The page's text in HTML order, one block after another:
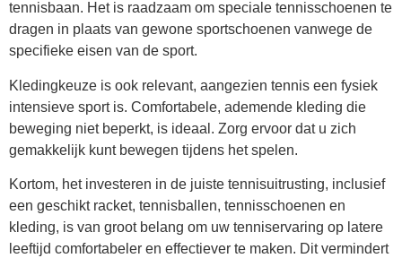
tennisbaan. Het is raadzaam om speciale tennisschoenen te
dragen in plaats van gewone sportschoenen vanwege de
specifieke eisen van de sport.
Kledingkeuze is ook relevant, aangezien tennis een fysiek
intensieve sport is. Comfortabele, ademende kleding die
beweging niet beperkt, is ideaal. Zorg ervoor dat u zich
gemakkelijk kunt bewegen tijdens het spelen.
Kortom, het investeren in de juiste tennisuitrusting, inclusief
een geschikt racket, tennisballen, tennisschoenen en
kleding, is van groot belang om uw tenniservaring op latere
leeftijd comfortabeler en effectiever te maken. Dit vermindert